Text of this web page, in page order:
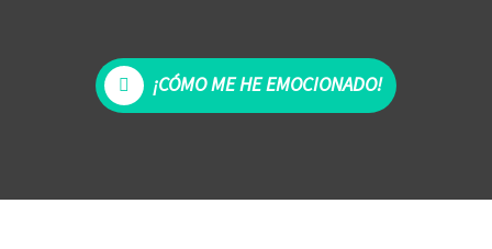
¡CÓMO ME HE EMOCIONADO!